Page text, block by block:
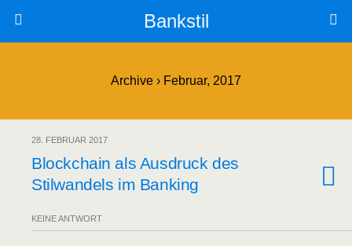
Bankstil
Archive › Februar, 2017
28. FEBRUAR 2017
Block­chain als Aus­druck des
Stil­wan­dels im Banking
KEINE ANTWORT